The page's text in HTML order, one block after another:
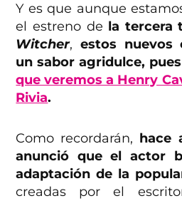
Y es que aunque
el estreno de la tercera
Witcher, estos nuevos
un sabor agridulce, pues
que veremos a Henry
Rivia.
Como recordarán, hace
anunció que el actor
adaptación de la
creadas por el